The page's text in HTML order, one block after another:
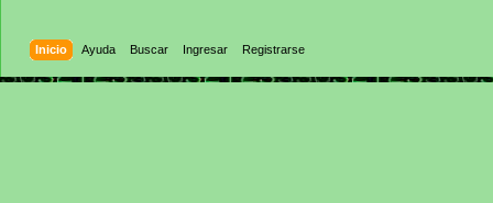
Inicio Ayuda Buscar Ingresar Registrarse